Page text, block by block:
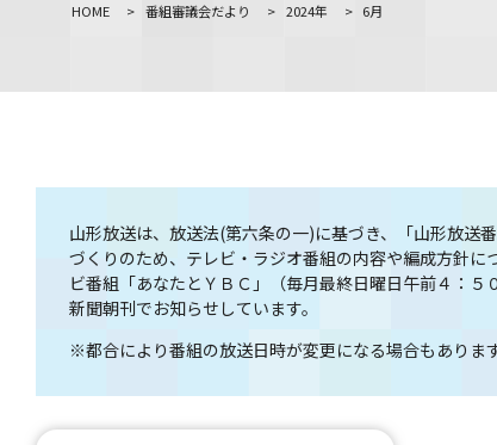
HOME > 番組審議会だより > 2024年 > 6月
山形放送は、放送法(第六条の一)に基づき、「山形放送
づくりのため、テレビ・ラジオ番組の内容や編成方針
ビ番組「あなたとＹＢＣ」（毎月最終日曜日午前４：
新聞朝刊でお知らせしています。
※都合により番組の放送日時が変更になる場合もあります